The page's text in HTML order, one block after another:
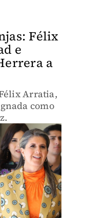
Félix
e
a
Arratia,
como